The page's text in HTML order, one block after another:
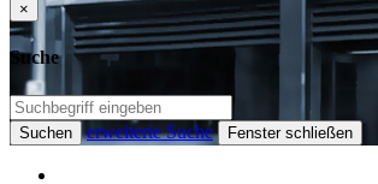
×
Suche
Suchen erweiterte Suche Fenster schließen